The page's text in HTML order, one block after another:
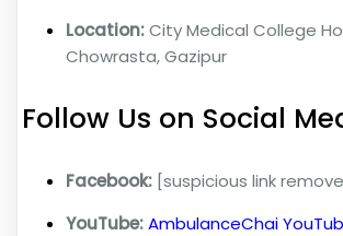
Location:City Medical College
Chowrasta, Gazipur
Follow Us on Social
Facebook: [suspicious link
YouTube:AmbulanceChai